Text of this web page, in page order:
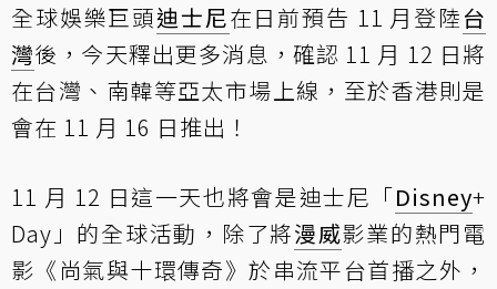
全球娛樂巨頭迪士尼在日前預告 11 月登陸台
灣後，今天釋出更多消息，確認 11 月 12 日將
在台灣、南韓等亞太市場上線，至於香港則是
會在 11 月 16 日推出！
11 月 12 日這一天也將會是迪士尼「Disney+
Day」的全球活動，除了將漫威影業的熱門電
影《尚氣與十環傳奇》於串流平台首播之外，